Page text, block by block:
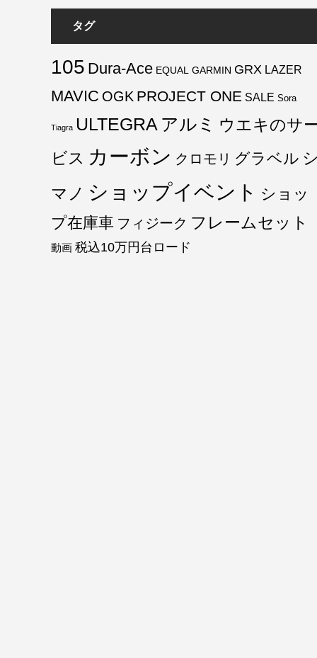
タグ
105 Dura-Ace EQUAL GARMIN GRX LAZER
MAVIC OGK PROJECT ONE SALE Sora
Tiagra ULTEGRA アルミ ウエキのサ
ビス カーボン クロモリ グラベル
マノ ショップイベント ショッ
プ在庫車 フィジーク フレームセット
動画 税込10万円台ロード